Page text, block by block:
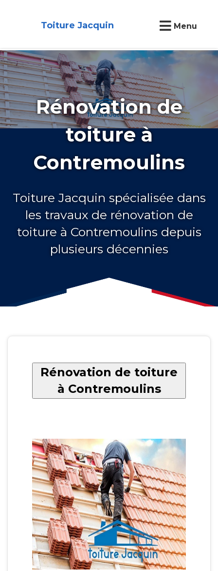
Toiture Jacquin Menu
Rénovation de
toiture à
Contremoulins
Toiture Jacquin spécialisée dans
les travaux de rénovation de
toiture à Contremoulins depuis
plusieurs décennies
Rénovation de toiture
à Contremoulins